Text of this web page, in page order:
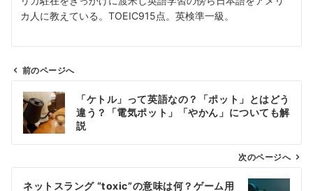
カ人に教えている。TOEIC915点。英検準一級。
ビ
前のページへ
「ケトル」って英語なの？「ポット」とはどう
違う？「電気ポット」「やかん」についても解
説
次のページへ
ネットスラング “toxic”の意味は何？ゲーム用